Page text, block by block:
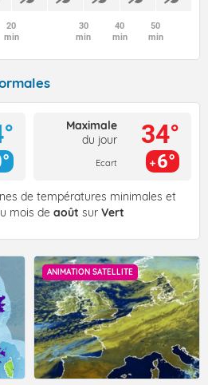
20
min
30
min
40
min
50
min
Maximale
du jour
Ecart
34°
6°
de températures minimales et
mois de août sur Vert
ANIMATION SATELLITE